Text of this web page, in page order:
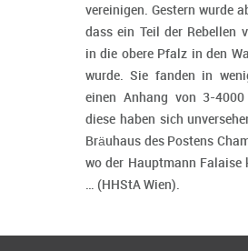
vereinigen. Gestern wurde
dass ein Teil der Rebellen
in die obere Pfalz in den
wurde. Sie fanden in
einen Anhang von 3-4000
diese haben sich
Bräuhaus des Postens
wo der Hauptmann Falaise
… (HHStA Wien).